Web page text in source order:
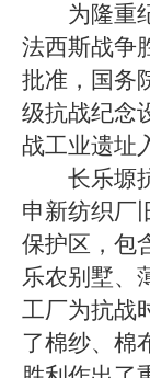
为隆重
法西斯战争
批准，国务
级抗战纪念
战工业遗址
长乐塬
申新纺织厂
保护区，包
乐农别墅、
工厂为抗战
了棉纱、棉